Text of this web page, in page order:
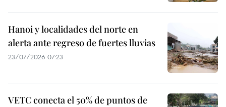
Hanoi y localidades del norte en
alerta ante regreso de fuertes lluvias
23/07/2026 07:23
VETC conecta el 50% de puntos de